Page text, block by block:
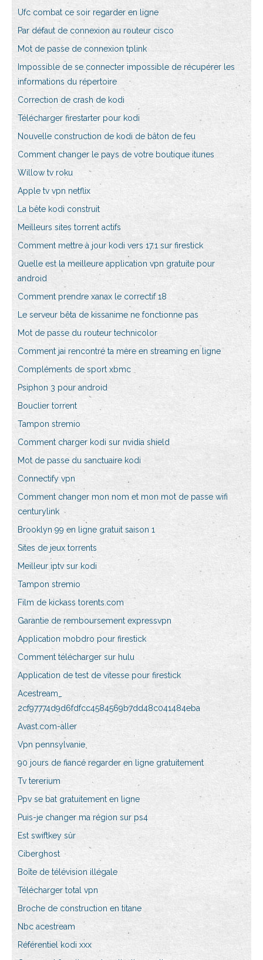
Ufc combat ce soir regarder en ligne
Par défaut de connexion au routeur cisco
Mot de passe de connexion tplink
Impossible de se connecter impossible de récupérer les
informations du répertoire
Correction de crash de kodi
Télécharger firestarter pour kodi
Nouvelle construction de kodi de bâton de feu
Comment changer le pays de votre boutique itunes
Willow tv roku
Apple tv vpn netflix
La bête kodi construit
Meilleurs sites torrent actifs
Comment mettre à jour kodi vers 17.1 sur firestick
Quelle est la meilleure application vpn gratuite pour
android
Comment prendre xanax le correctif 18
Le serveur bêta de kissanime ne fonctionne pas
Mot de passe du routeur technicolor
Comment jai rencontré ta mère en streaming en ligne
Compléments de sport xbmc
Psiphon 3 pour android
Bouclier torrent
Tampon stremio
Comment charger kodi sur nvidia shield
Mot de passe du sanctuaire kodi
Connectify vpn
Comment changer mon nom et mon mot de passe wifi
centurylink
Brooklyn 99 en ligne gratuit saison 1
Sites de jeux torrents
Meilleur iptv sur kodi
Tampon stremio
Film de kickass torents.com
Garantie de remboursement expressvpn
Application mobdro pour firestick
Comment télécharger sur hulu
Application de test de vitesse pour firestick
Acestream_
2cf97774d9d6fdfcc4584569b7dd48c041484eba
Avast.com-aller
Vpn pennsylvanie
90 jours de fiancé regarder en ligne gratuitement
Tv tererium
Ppv se bat gratuitement en ligne
Puis-je changer ma région sur ps4
Est swiftkey sûr
Ciberghost
Boîte de télévision illégale
Télécharger total vpn
Broche de construction en titane
Nbc acestream
Référentiel kodi xxx